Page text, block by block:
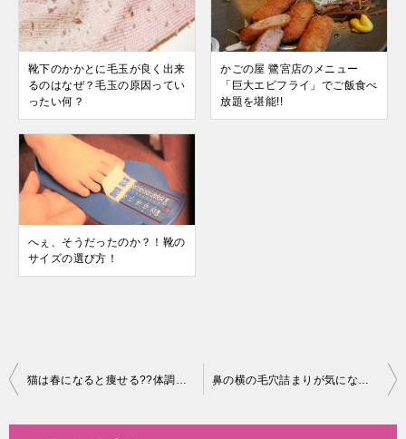
靴下のかかとに毛玉が良く出来
るのはなぜ？毛玉の原因ってい
ったい何？
かごの屋 鷺宮店のメニュー
「巨大エビフライ」でご飯食べ
放題を堪能!!
へぇ、そうだったのか？！靴の
サイズの選び方！
投
猫は春になると痩せる??体調不良になる??季節の変わり目に要注意！ 鼻の横の毛穴詰まりが気になる。原因や改善方法は？